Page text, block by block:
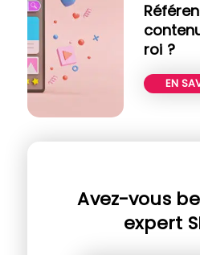
roi ?
EN
Avez-vous
expert